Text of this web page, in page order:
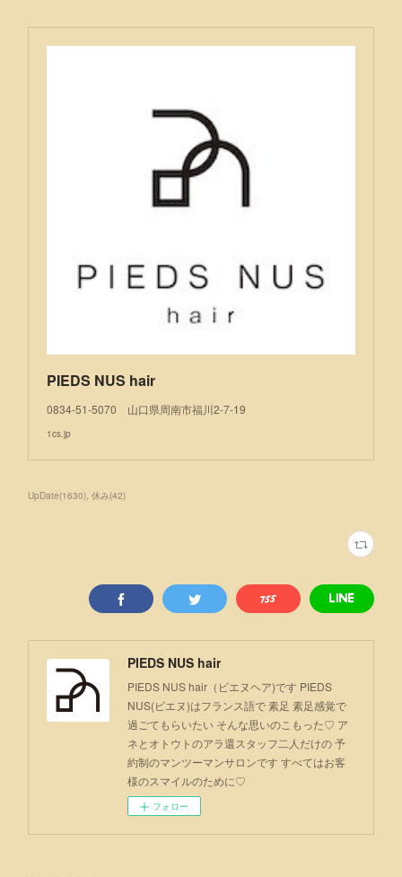
PIEDS NUS hair
0834-51-5070 山口県周南市福川2-7-19
1cs.jp
UpDate(1630) 休み(42)
PIEDS NUS hair
PIEDS NUS hair（ピエヌヘア)です PIEDS
NUS(ピエヌ)はフランス語で 素足 素足感覚で
過ごてもらいたい そんな思いのこもった♡ ア
ネとオトウトのアラ還スタッフ二人だけの 予
約制のマンツーマンサロンです すべてはお客
様のスマイルのために♡
フォロー